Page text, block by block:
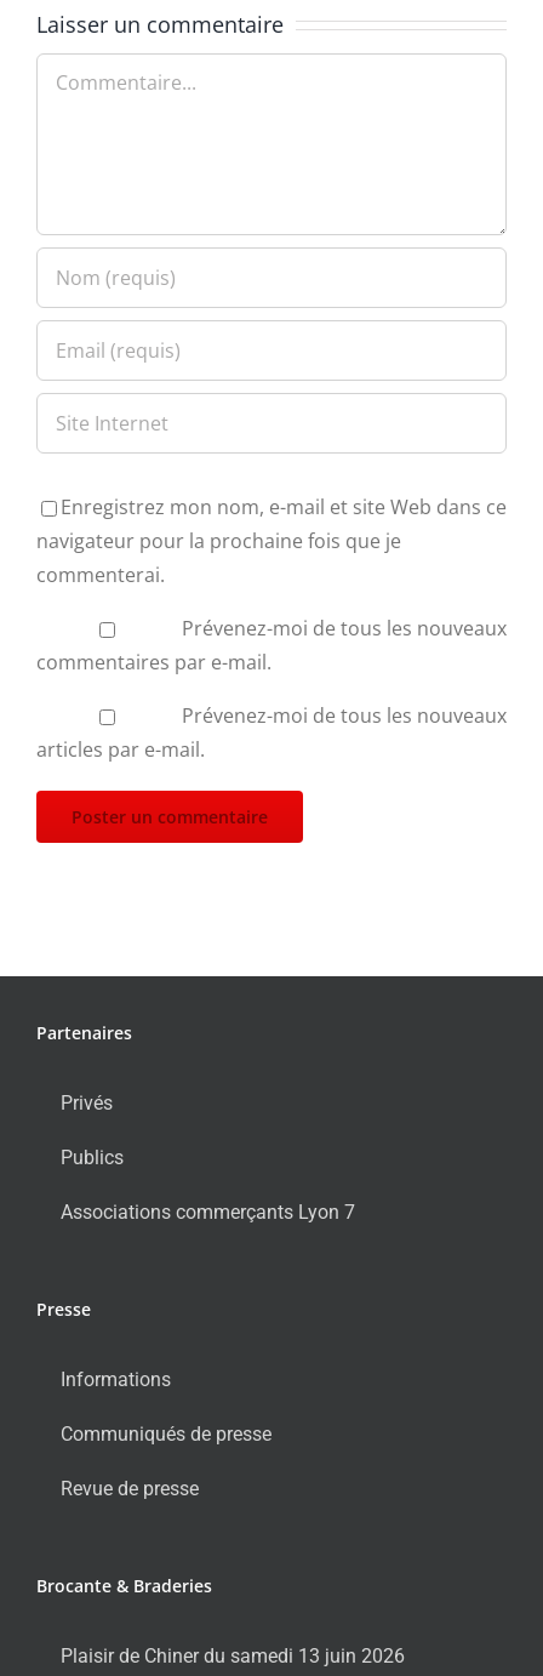
Laisser un commentaire
Commentaire
Enregistrez mon nom, e-mail et site Web dans ce
navigateur pour la prochaine fois que je
commenterai.
Prévenez-moi de tous les nouveaux
commentaires par e-mail.
Prévenez-moi de tous les nouveaux
articles par e-mail.
Partenaires
Privés
Publics
Associations commerçants Lyon 7
Presse
Informations
Communiqués de presse
Revue de presse
Brocante & Braderies
Plaisir de Chiner du samedi 13 juin 2026